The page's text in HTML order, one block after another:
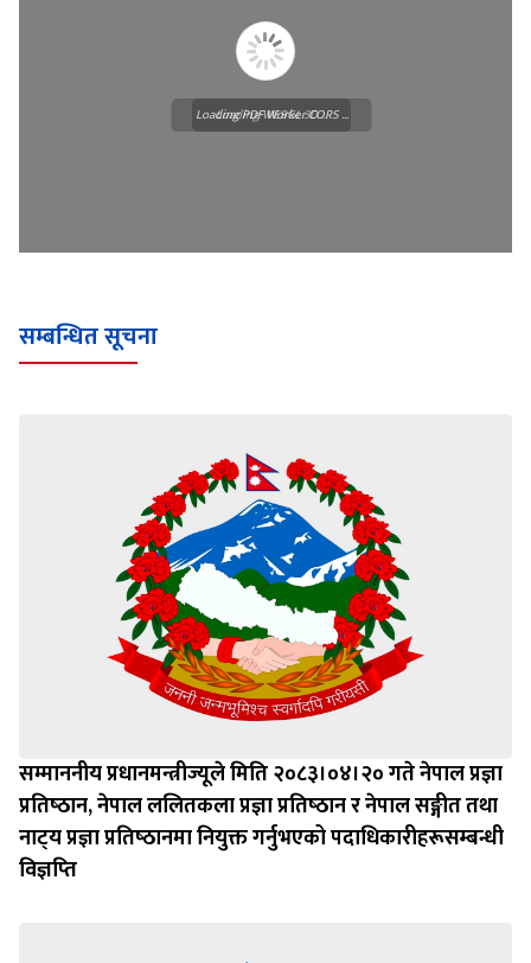
Loading WEBGL 3D ...
Loading PDF Worker CORS ...
सम्बन्धित सूचना
सम्माननीय प्रधानमन्त्रीज्यूले मिति २०८३।०४।२० गते नेपाल प्रज्ञा
प्रतिष्‍ठान, नेपाल ललितकला प्रज्ञा प्रतिष्‍ठान र नेपाल सङ्गीत तथा
नाट्‍य प्रज्ञा प्रतिष्‍ठानमा नियुक्त गर्नुभएको पदाधिकारीहरूसम्बन्धी
विज्ञप्‍ति